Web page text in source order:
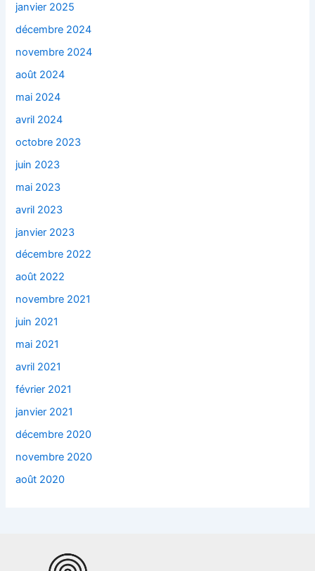
janvier 2025
décembre 2024
novembre 2024
août 2024
mai 2024
avril 2024
octobre 2023
juin 2023
mai 2023
avril 2023
janvier 2023
décembre 2022
août 2022
novembre 2021
juin 2021
mai 2021
avril 2021
février 2021
janvier 2021
décembre 2020
novembre 2020
août 2020